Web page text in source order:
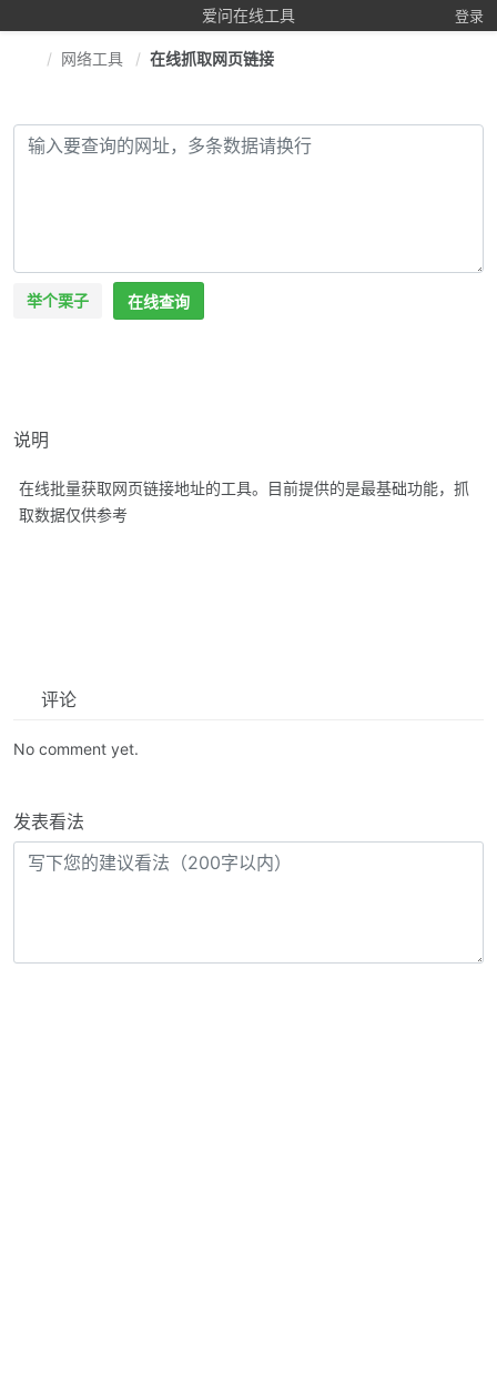
爱问在线工具 登录
网络工具 在线抓取网页链接
举个栗子 在线查询
说明
在线批量获取网页链接地址的工具。目前提供的是最基础功能，抓
取数据仅供参考
评论
No comment yet.
发表看法